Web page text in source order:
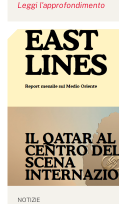
Leggi l'approfondimento
NOTIZIE